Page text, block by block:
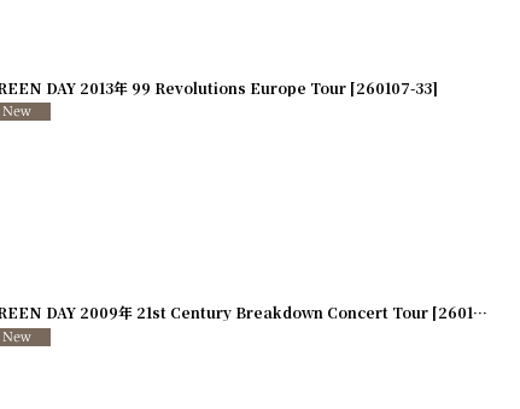
DAY 2013年 99 Revolutions Europe Tour [260107-33]
DAY 2009年 21st Century Breakdown Concert Tour [260107-30